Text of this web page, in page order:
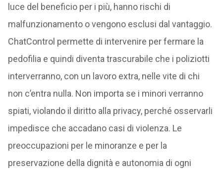
luce del beneficio per i più, hanno rischi di
malfunzionamento o vengono esclusi dal vantaggio.
ChatControl permette di intervenire per fermare la
pedofilia e quindi diventa trascurabile che i poliziotti
interverranno, con un lavoro extra, nelle vite di chi
non c’entra nulla. Non importa se i minori verranno
spiati, violando il diritto alla privacy, perché osservarli
impedisce che accadano casi di violenza. Le
preoccupazioni per le minoranze e per la
preservazione della dignità e autonomia di ogni